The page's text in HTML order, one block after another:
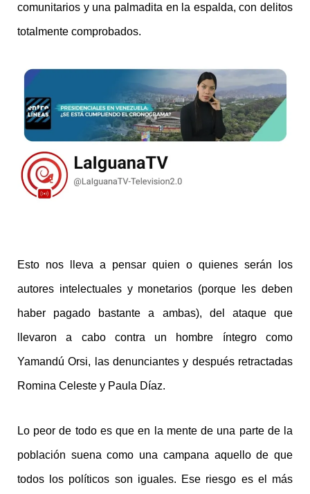
comunitarios y una palmadita en la espalda, con delitos
totalmente comprobados.
Esto nos lleva a pensar quien o quienes serán los
autores intelectuales y monetarios (porque les deben
haber pagado bastante a ambas), del ataque que
llevaron a cabo contra un hombre íntegro como
Yamandú Orsi, las denunciantes y después retractadas
Romina Celeste y Paula Díaz.
Lo peor de todo es que en la mente de una parte de la
población suena como una campana aquello de que
todos los políticos son iguales. Ese riesgo es el más